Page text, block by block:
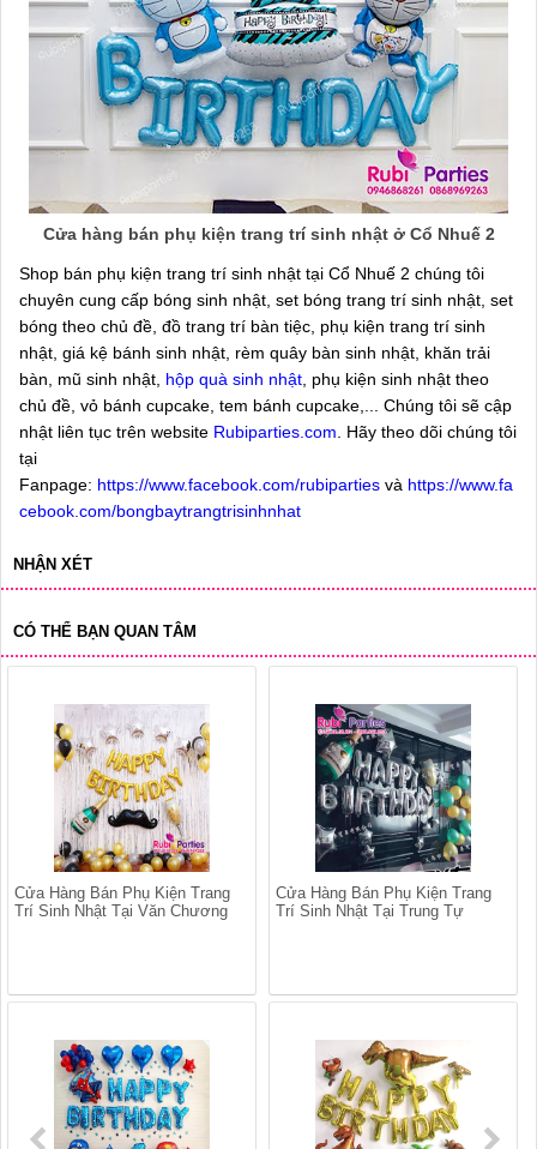
Cửa hàng bán phụ kiện trang trí sinh nhật ở Cổ Nhuế 2
Shop bán phụ kiện trang trí sinh nhật tại Cổ Nhuế 2 chúng tôi
chuyên cung cấp bóng sinh nhật, set bóng trang trí sinh nhật, set
bóng theo chủ đề, đồ trang trí bàn tiệc, phụ kiện trang trí sinh
nhật, giá kệ bánh sinh nhật, rèm quây bàn sinh nhật, khăn trải
bàn, mũ sinh nhật, hộp quà sinh nhật , phụ kiện sinh nhật theo
chủ đề, vỏ bánh cupcake, tem bánh cupcake,... Chúng tôi sẽ cập
nhật liên tục trên website Rubiparties.com . Hãy theo dõi chúng tôi
tại
Fanpage: https://www.facebook.com/rubiparties và https://www.fa
cebook.com/bongbaytrangtrisinhnhat
NHẬN XÉT
CÓ THỂ BẠN QUAN TÂM
Cửa Hàng Bán Phụ Kiện Trang
Trí Sinh Nhật Tại Văn Chương
Cửa Hàng Bán Phụ Kiện Trang
Trí Sinh Nhật Tại Trung Tự